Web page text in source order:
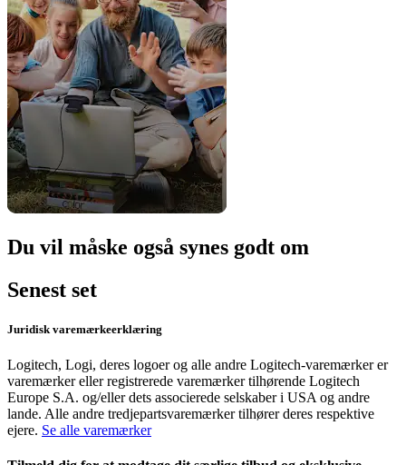
Du vil måske også synes godt om
Senest set
Juridisk varemærkeerklæring
Logitech, Logi, deres logoer og alle andre Logitech-varemærker er
varemærker eller registrerede varemærker tilhørende Logitech
Europe S.A. og/eller dets associerede selskaber i USA og andre
lande. Alle andre tredjepartsvaremærker tilhører deres respektive
ejere. Se alle varemærker